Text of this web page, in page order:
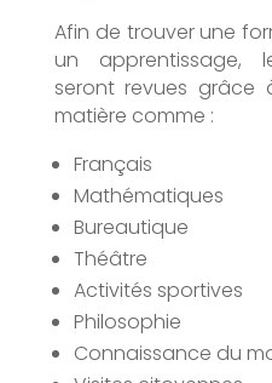
Afin de trouver une
un apprentissage,
seront revues grâce
matière comme :
Français
Mathématiques
Bureautique
Théâtre
Activités sportives
Philosophie
Connaissance du